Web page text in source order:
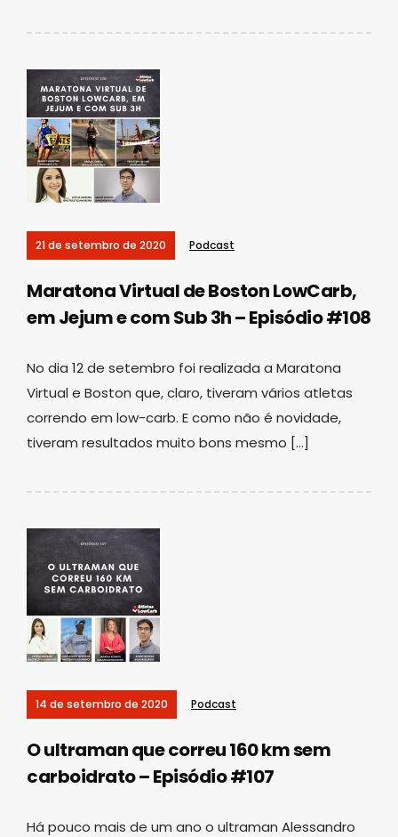
21 de setembro de 2020 Podcast
Maratona Virtual de Boston LowCarb,
em Jejum e com Sub 3h – Episódio #108
No dia 12 de setembro foi realizada a Maratona
Virtual e Boston que, claro, tiveram vários atletas
correndo em low-carb. E como não é novidade,
tiveram resultados muito bons mesmo […]
14 de setembro de 2020 Podcast
O ultraman que correu 160 km sem
carboidrato – Episódio #107
Há pouco mais de um ano o ultraman Alessandro